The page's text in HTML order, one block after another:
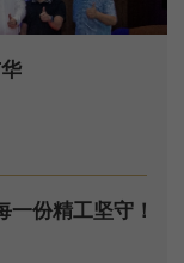
份精工坚守！